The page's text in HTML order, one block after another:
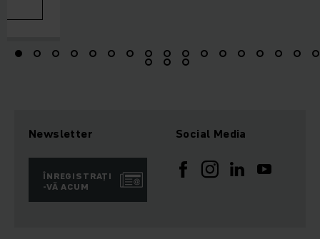
Newsletter
ÎNREGISTRAȚI
-VĂ ACUM
Social Media